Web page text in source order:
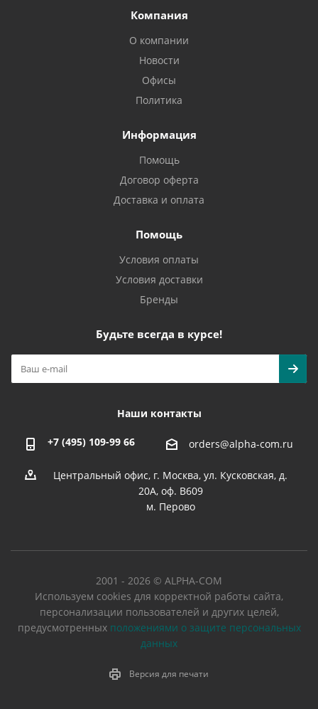
Компания
О компании
Новости
Офисы
Политика
Информация
Помощь
Договор оферта
Доставка и оплата
Помощь
Условия оплаты
Условия доставки
Бренды
Будьте всегда в курсе!
Наши контакты
+7 (495) 109-99 66 orders@alpha-com.ru
Центральный офис, г. Москва, ул. Кусковская, д.
20А, оф. В609
м. Перово
2001 - 2026 © ALPHA-COM
Используем cookies для корректной работы сайта,
персонализации пользователей и других целей,
предусмотренных положениями о защите персональных
данных
Версия для печати